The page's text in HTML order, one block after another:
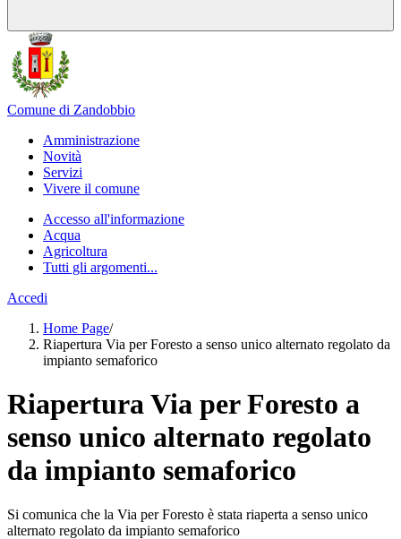
Comune di Zandobbio
Amministrazione
Novità
Servizi
Vivere il comune
Accesso all'informazione
Acqua
Agricoltura
Tutti gli argomenti...
Accedi
Home Page/
Riapertura Via per Foresto a senso unico alternato regolato da
impianto semaforico
Riapertura Via per Foresto a
senso unico alternato regolato
da impianto semaforico
Si comunica che la Via per Foresto è stata riaperta a senso unico
alternato regolato da impianto semaforico